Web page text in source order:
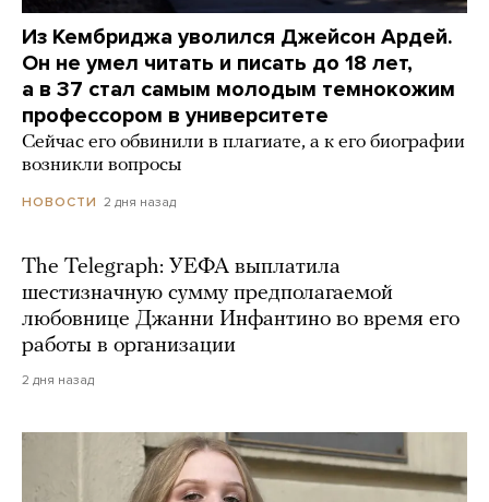
Из Кембриджа уволился Джейсон Ардей.
Он не умел читать и писать до 18 лет,
а в 37 стал самым молодым темнокожим
профессором в университете
Сейчас его обвинили в плагиате, а к его биографии
возникли вопросы
НОВОСТИ 2 дня назад
The Telegraph: УЕФА выплатила
шестизначную сумму предполагаемой
любовнице Джанни Инфантино во время его
работы в организации
2 дня назад